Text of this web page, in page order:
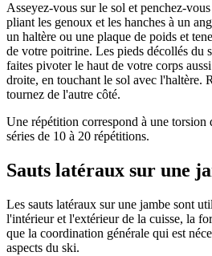
Asseyez-vous sur le sol et penchez-
pliant les genoux et les hanches à un
un haltère ou une plaque de poids et
de votre poitrine. Les pieds décollés du
faites pivoter le haut de votre corps
droite, en touchant le sol avec l'haltère.
tournez de l'autre côté.
Une répétition correspond à une torsion
séries de 10 à 20 répétitions.
Sauts latéraux sur une
Les sauts latéraux sur une jambe sont
l'intérieur et l'extérieur de la cuisse, la
que la coordination générale qui est
aspects du ski.